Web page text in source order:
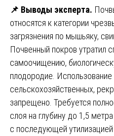
📌 Выводы эксперта.
относятся к категории
загрязнения по мышьяку,
Почвенный покров утратил
самоочищению,
плодородие.
сельскохозяйственных,
запрещено. Требуется
слоя на глубину до 1,5
с последующей